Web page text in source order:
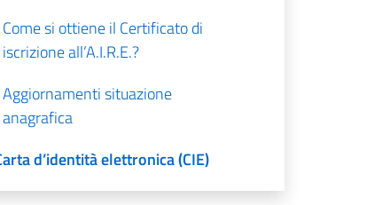
Come si ottiene il Certificato di
iscrizione all’A.I.R.E.?
Aggiornamenti situazione
anagrafica
d’identità elettronica (CIE)